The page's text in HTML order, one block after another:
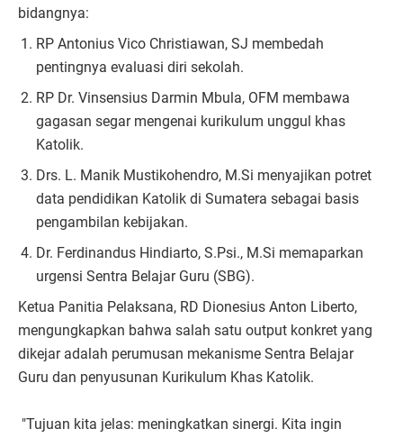
bidangnya:
RP Antonius Vico Christiawan, SJ membedah
pentingnya evaluasi diri sekolah.
RP Dr. Vinsensius Darmin Mbula, OFM membawa
gagasan segar mengenai kurikulum unggul khas
Katolik.
Drs. L. Manik Mustikohendro, M.Si menyajikan potret
data pendidikan Katolik di Sumatera sebagai basis
pengambilan kebijakan.
Dr. Ferdinandus Hindiarto, S.Psi., M.Si memaparkan
urgensi Sentra Belajar Guru (SBG).
Ketua Panitia Pelaksana, RD Dionesius Anton Liberto,
mengungkapkan bahwa salah satu output konkret yang
dikejar adalah perumusan mekanisme Sentra Belajar
Guru dan penyusunan Kurikulum Khas Katolik.
"Tujuan kita jelas: meningkatkan sinergi. Kita ingin